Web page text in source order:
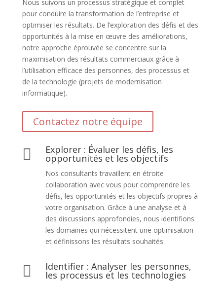
Nous suivons un processus stratégique et complet
pour conduire la transformation de l’entreprise et
optimiser les résultats. De l’exploration des défis et des
opportunités à la mise en œuvre des améliorations,
notre approche éprouvée se concentre sur la
maximisation des résultats commerciaux grâce à
l’utilisation efficace des personnes, des processus et
de la technologie (projets de modernisation
informatique).
Contactez notre équipe
 Explorer : Évaluer les défis, les
opportunités et les objectifs
Nos consultants travaillent en étroite
collaboration avec vous pour comprendre les
défis, les opportunités et les objectifs propres à
votre organisation. Grâce à une analyse et à
des discussions approfondies, nous identifions
les domaines qui nécessitent une optimisation
et définissons les résultats souhaités.
 Identifier : Analyser les personnes,
les processus et les technologies